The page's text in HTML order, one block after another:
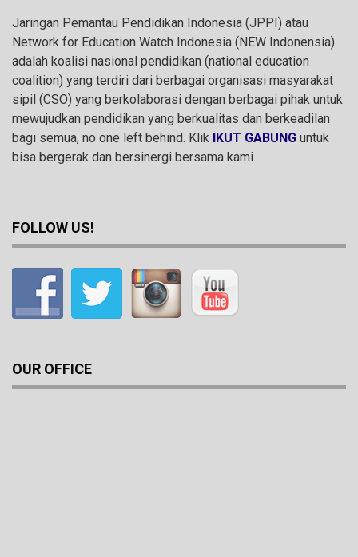
Jaringan Pemantau Pendidikan Indonesia (JPPI) atau
Network for Education Watch Indonesia (NEW Indonensia)
adalah koalisi nasional pendidikan (national education
coalition) yang terdiri dari berbagai organisasi masyarakat
sipil (CSO) yang berkolaborasi dengan berbagai pihak untuk
mewujudkan pendidikan yang berkualitas dan berkeadilan
bagi semua, no one left behind. Klik IKUT GABUNG untuk
bisa bergerak dan bersinergi bersama kami.
FOLLOW US!
OUR OFFICE